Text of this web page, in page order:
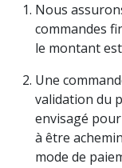
Nous
commandes
le montant
Une
validation du
envisagé
à être
mode de